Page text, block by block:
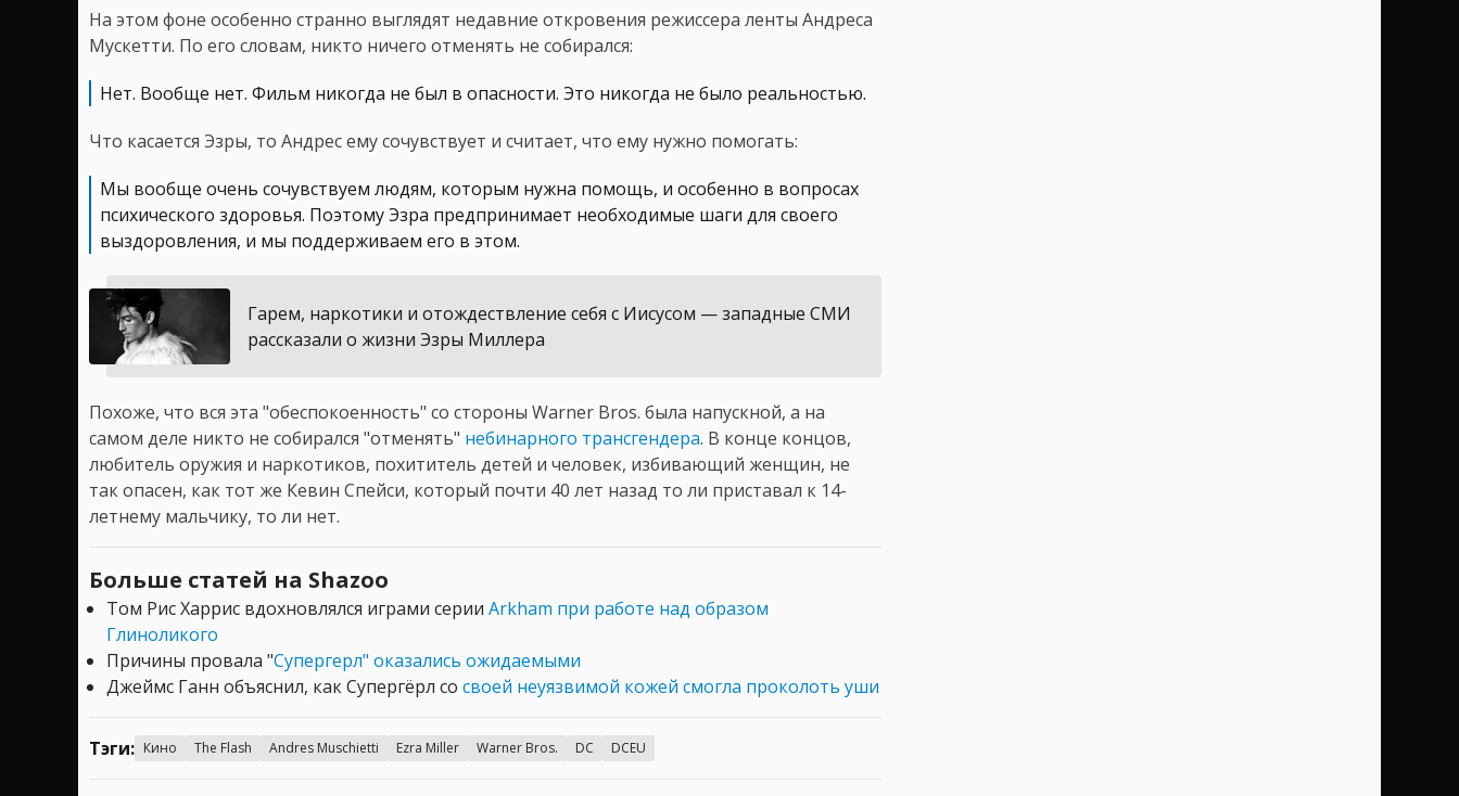
На этом фоне особенно странно выглядят недавние откровения режиссера ленты Андреса
Мускетти. По его словам, никто ничего отменять не собирался:
Нет. Вообще нет. Фильм никогда не был в опасности. Это никогда не было реальностью.
Что касается Эзры, то Андрес ему сочувствует и считает, что ему нужно помогать:
Мы вообще очень сочувствуем людям, которым нужна помощь, и особенно в вопросах
психического здоровья. Поэтому Эзра предпринимает необходимые шаги для своего
выздоровления, и мы поддерживаем его в этом.
Гарем, наркотики и отождествление себя с Иисусом — западные СМИ
рассказали о жизни Эзры Миллера
Похоже, что вся эта "обеспокоенность" со стороны Warner Bros. была напускной, а на
самом деле никто не собирался "отменять" небинарного трансгендера. В конце концов,
любитель оружия и наркотиков, похититель детей и человек, избивающий женщин, не
так опасен, как тот же Кевин Спейси, который почти 40 лет назад то ли приставал к 14-
летнему мальчику, то ли нет.
Больше статей на Shazoo
Том Рис Харрис вдохновлялся играми серии Arkham при работе над образом
Глиноликого
Причины провала "Супергерл" оказались ожидаемыми
Джеймс Ганн объяснил, как Супергёрл со своей неуязвимой кожей смогла проколоть уши
Тэги: Кино The Flash Andres Muschietti Ezra Miller Warner Bros. DC DCEU